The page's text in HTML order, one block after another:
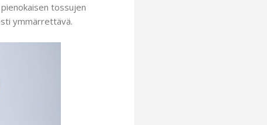
tossujen
ymmärrettävä.